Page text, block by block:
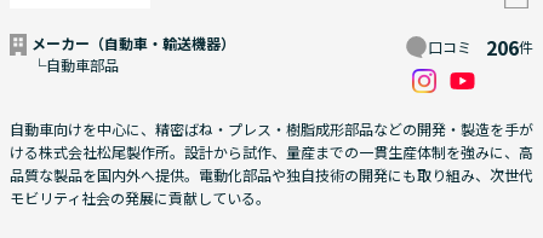
メーカー（自動車・輸送機器）
└自動車部品
口コミ 206件
自動車向けを中心に、精密ばね・プレス・樹脂成形部品などの開発・製造を手が
ける株式会社松尾製作所。設計から試作、量産までの一貫生産体制を強みに、高
品質な製品を国内外へ提供。電動化部品や独自技術の開発にも取り組み、次世代
モビリティ社会の発展に貢献している。